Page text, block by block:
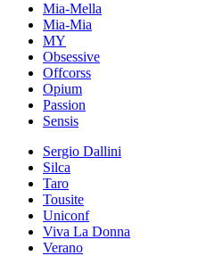
Mia-Mella
Mia-Mia
MY
Obsessive
Offcorss
Opium
Passion
Sensis
Sergio Dallini
Silca
Taro
Tousite
Uniconf
Viva La Donna
Verano